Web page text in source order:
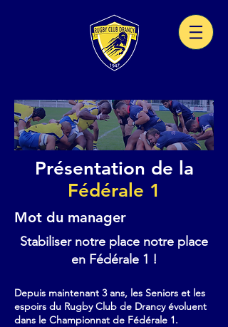
Présentation de la
Fédérale 1
Mot du manager
Stabiliser notre place notre place
en Fédérale 1 !
Depuis maintenant 3 ans, les Seniors et les
espoirs du Rugby Club de Drancy évoluent
dans le Championnat de Fédérale 1.